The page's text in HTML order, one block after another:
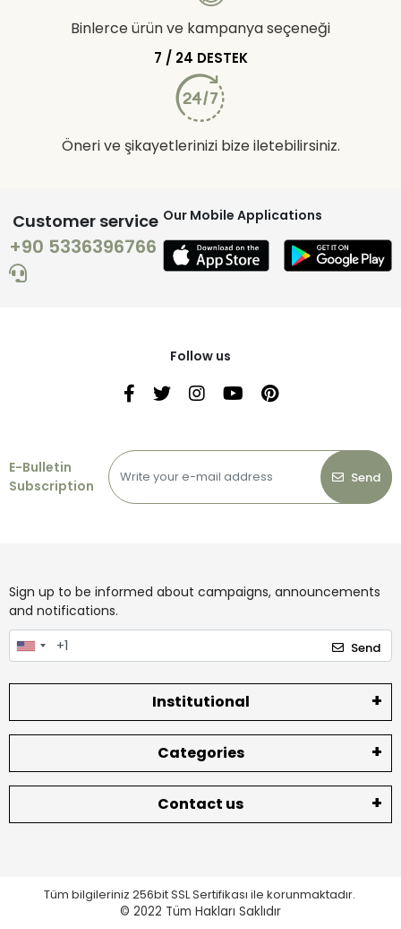
Binlerce ürün ve kampanya seçeneği
7 / 24 DESTEK
Öneri ve şikayetlerinizi bize iletebilirsiniz.
Customer service
+90 5336396766
Our Mobile Applications
Follow us
E-Bulletin
Subscription
Send
Sign up to be informed about campaigns, announcements
and notifications.
Send
Institutional
Categories
Contact us
Tüm bilgileriniz 256bit SSL Sertifikası ile korunmaktadır.
© 2022 Tüm Hakları Saklıdır